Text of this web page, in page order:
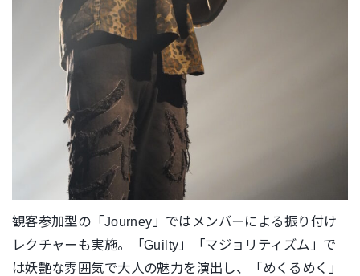
観客参加型の「Journey」 ではメンバーによる振り付け
レクチャーも実施。「Guilty」
「マジョリティズム」で
は妖艶な雰囲気で大人の魅力を演出し、「めくるめく」